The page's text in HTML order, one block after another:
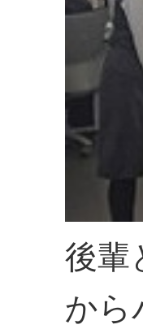
後輩
から